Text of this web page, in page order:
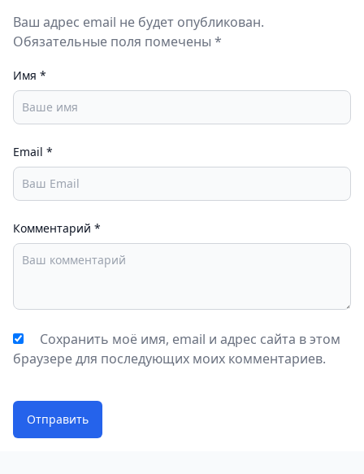
Ваш адрес email не будет опубликован.
Обязательные поля помечены *
Имя *
Email *
Комментарий *
Сохранить моё имя, email и адрес сайта в этом
браузере для последующих моих комментариев.
Отправить